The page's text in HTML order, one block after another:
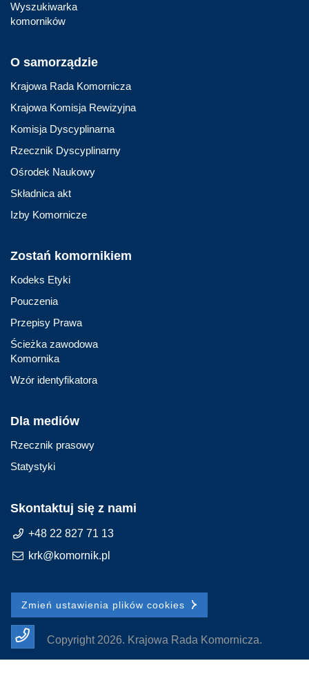
Wyszukiwarka
komorników
O samorządzie
Krajowa Rada Komornicza
Krajowa Komisja Rewizyjna
Komisja Dyscyplinarna
Rzecznik Dyscyplinarny
Ośrodek Naukowy
Składnica akt
Izby Komornicze
Zostań komornikiem
Kodeks Etyki
Pouczenia
Przepisy Prawa
Ścieżka zawodowa
Komornika
Wzór identyfikatora
Dla mediów
Rzecznik prasowy
Statystyki
Skontaktuj się z nami
+48 22 827 71 13
krk@komornik.pl
Zmień ustawienia plików cookies
Copyright 2026. Krajowa Rada Komornicza.